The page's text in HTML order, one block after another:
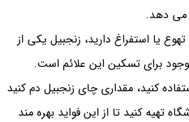
می دهد.
یا استفراغ دارید، زنجبیل یکی از
برای تسکین این علائم است.
کنید، مقداری چای زنجبیل دم کنید
تهیه کنید تا از این فواید بهره مند